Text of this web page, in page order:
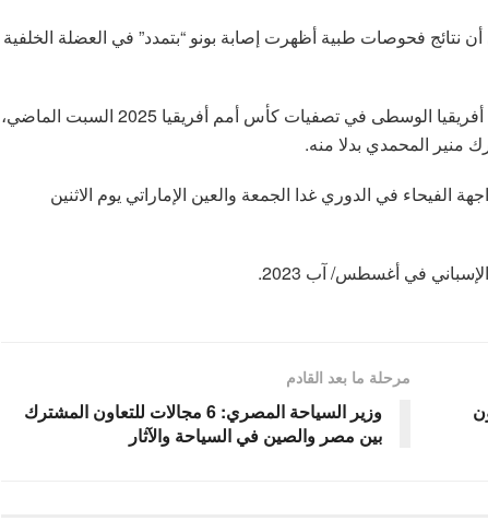
نتائج فحوصات طبية أظهرت إصابة بونو “بتمدد” في العضلة الخلفية
وتعرض بونو للإصابة خلال فوز المغرب 5-0 على أفريقيا الوسطى في تصفيات كأس أمم أفريقيا 2025 السبت الماضي،
الفيحاء في الدوري غدا الجمعة والعين الإماراتي يوم الاثنين
في أغسطس/ آب 2023.
مرحلة ما بعد القادم
وزير السياحة المصري: 6 مجالات للتعاون المشترك
بين مصر والصين في السياحة والآثار